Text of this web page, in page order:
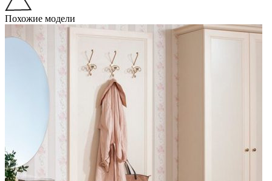
Похожие модели